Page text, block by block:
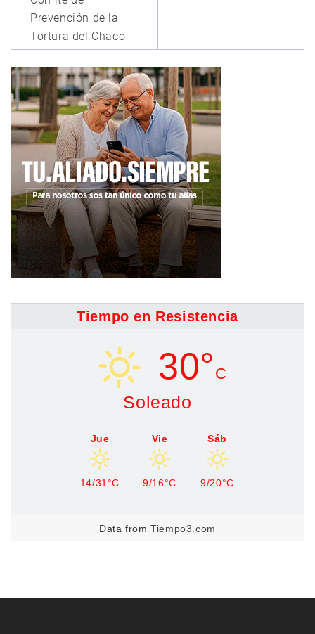
Prevención de la
Tortura del Chaco
Tiempo en Resistencia
30° C
Soleado
Jue
14/31°C
Vie
9/16°C
Sáb
9/20°C
Data fromTiempo3.com